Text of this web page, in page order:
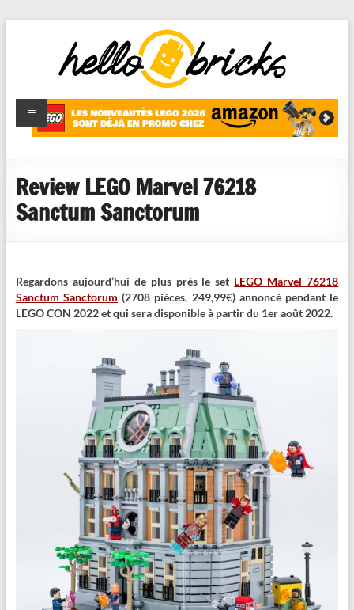
HelloBricks
Blog LEGO,
nouveaut�s
reviews
Review LEGO Marvel 76218
Sanctum Sanctorum
Regardons aujourd’hui de plus près le set LEGO Marvel 76218
Sanctum Sanctorum (2708 pièces, 249,99€) annoncé pendant le
LEGO CON 2022 et qui sera disponible à partir du 1er août 2022.